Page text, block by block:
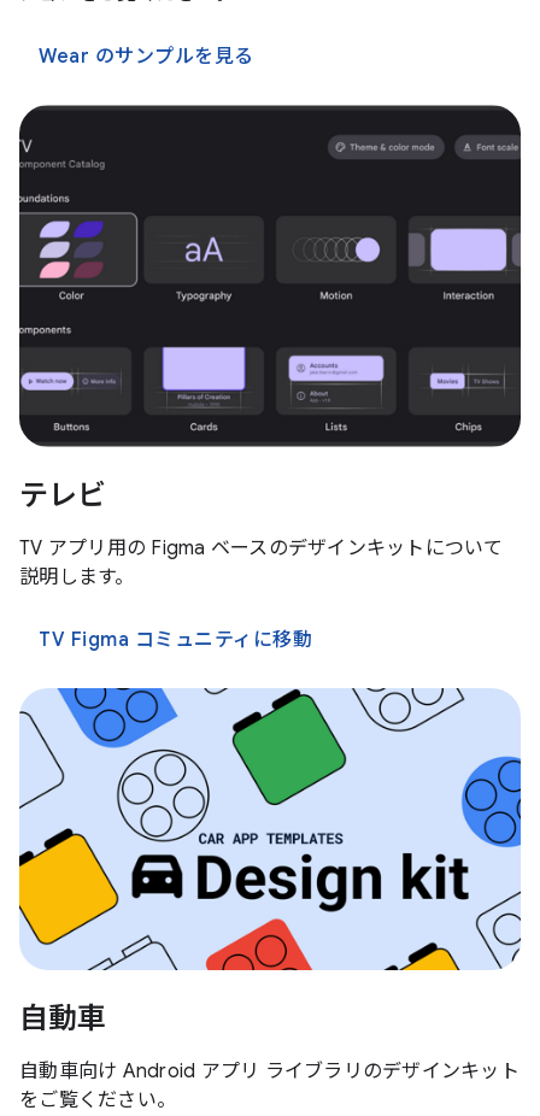
Wear のサンプルを見る
テレビ
TV アプリ用の Figma ベースのデザインキットについて
説明します。
TV Figma コミュニティに移動
自動車
自動車向け Android アプリ ライブラリのデザインキット
をご覧ください。